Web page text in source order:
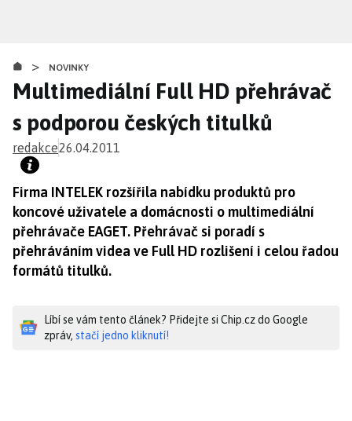
obsahu
> NOVINKY
Multimediální Full HD přehrávač
s podporou českých titulků
redakce26.04.2011
Firma INTELEK rozšířila nabídku produktů pro
koncové uživatele a domácnosti o multimediální
přehrávače EAGET. Přehrávač si poradí s
přehráváním videa ve Full HD rozlišení i celou řadou
formátů titulků.
Líbí se vám tento článek? Přidejte si Chip.cz do Google
zpráv, stačí jedno kliknutí!